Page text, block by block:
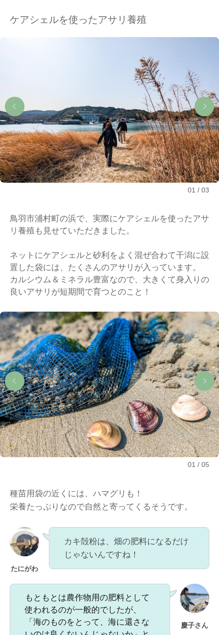
ケアシェルを使ったアサリ養殖
01 03
鳥羽市浦村町の浜で、実際にケアシェルを使ったアサ
リ養殖も見せていただきました。
ネットにケアシェルと砂利をよく混ぜ合わて干潟に設
置した袋には、たくさんのアサリが入っています。
カルシウム＆ミネラル豊富なので、大きくて身入りの
良いアサリが短期間で育つとのこと！
01 05
種苗用袋の近くには、ハマグリも！
栄養たっぷりなので自然と寄ってくるそうです。
たにがわ
カキ殻粉は、畑の肥料になるだけ
じゃないんですね！
慶子さん
もともとは農作物用の肥料として
使われるのが一般的でしたが、
「海のものをとって、海に還さな